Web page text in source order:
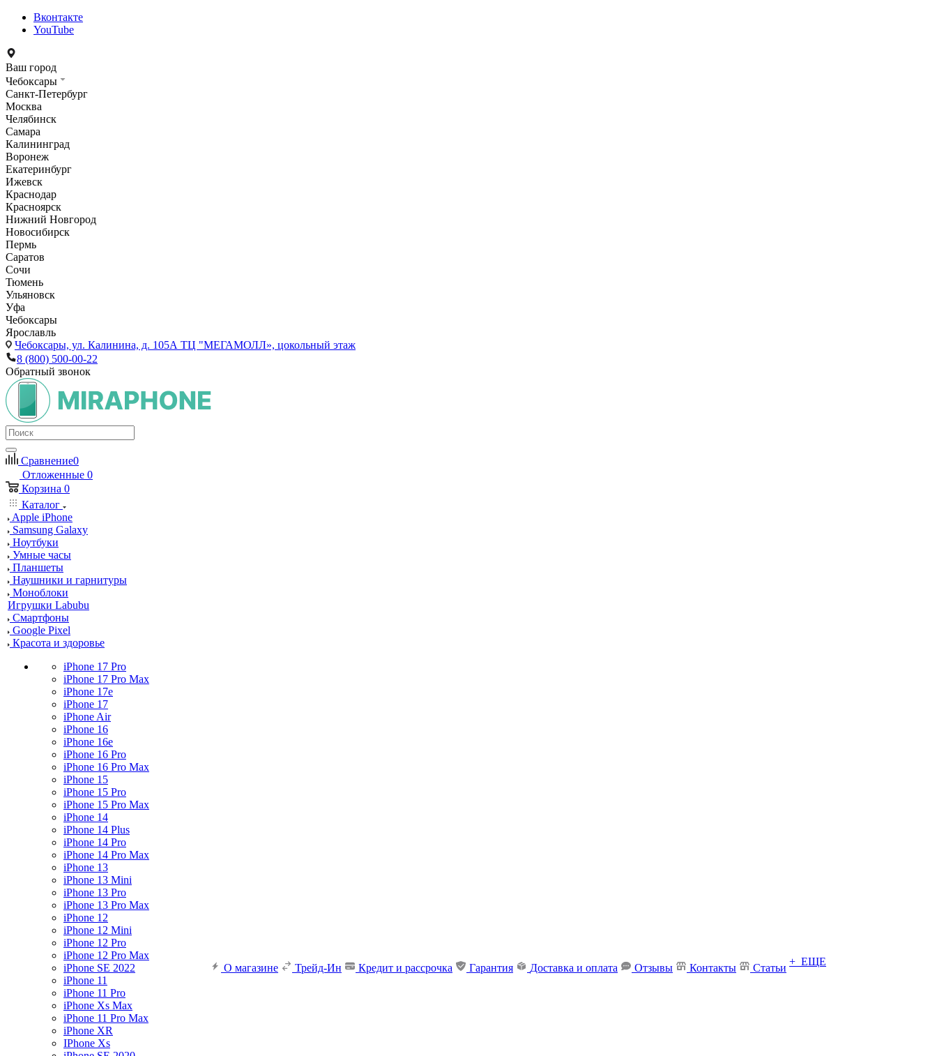
Вконтакте
YouTube
Ваш город
Чебоксары
Санкт-Петербург
Москва
Челябинск
Самара
Калининград
Воронеж
Екатеринбург
Ижевск
Краснодар
Красноярск
Нижний Новгород
Новосибирск
Пермь
Саратов
Сочи
Тюмень
Ульяновск
Уфа
Чебоксары
Ярославль
Чебоксары, ул. Калинина, д. 105А ТЦ "МЕГАМОЛЛ», цокольный этаж
8 (800) 500-00-22
Обратный звонок
Сравнение0
Отложенные 0
Корзина 0
Каталог
Apple iPhone
Samsung Galaxy
Ноутбуки
Умные часы
Планшеты
Наушники и гарнитуры
Моноблоки
Игрушки Labubu
Смартфоны
Google Pixel
Красота и здоровье
iPhone 17 Pro
iPhone 17 Pro Max
iPhone 17e
iPhone 17
iPhone Air
iPhone 16
iPhone 16e
iPhone 16 Pro
iPhone 16 Pro Max
iPhone 15
iPhone 15 Pro
iPhone 15 Pro Max
iPhone 14
iPhone 14 Plus
iPhone 14 Pro
iPhone 14 Pro Max
iPhone 13
iPhone 13 Mini
iPhone 13 Pro
iPhone 13 Pro Max
iPhone 12
iPhone 12 Mini
iPhone 12 Pro
iPhone 12 Pro Max
iPhone SE 2022
iPhone 11
iPhone 11 Pro
iPhone Xs Max
iPhone 11 Pro Max
iPhone XR
IPhone Xs
О магазине Трейд-Ин Кредит и рассрочка Гарантия Доставка и оплата Отзывы Контакты Статьи
+ ЕЩЕ